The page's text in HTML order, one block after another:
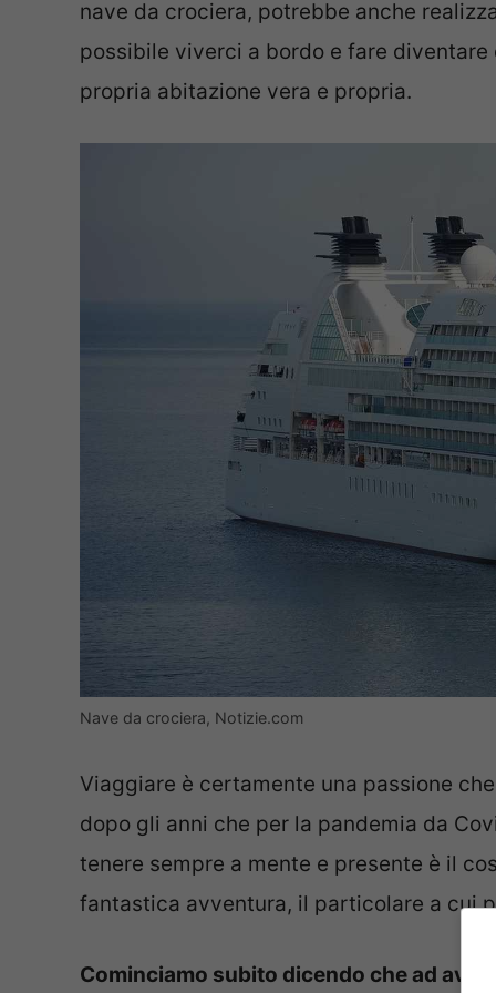
nave da crociera, potrebbe anche
possibile viverci a bordo e fare
propria abitazione vera e propria.
Nave da crociera, Notizie.com
Viaggiare è certamente una passione
dopo gli anni che per la pandemia da
tenere sempre a mente e presente è il
fantastica avventura, il particolare a cui
Cominciamo subito dicendo che ad